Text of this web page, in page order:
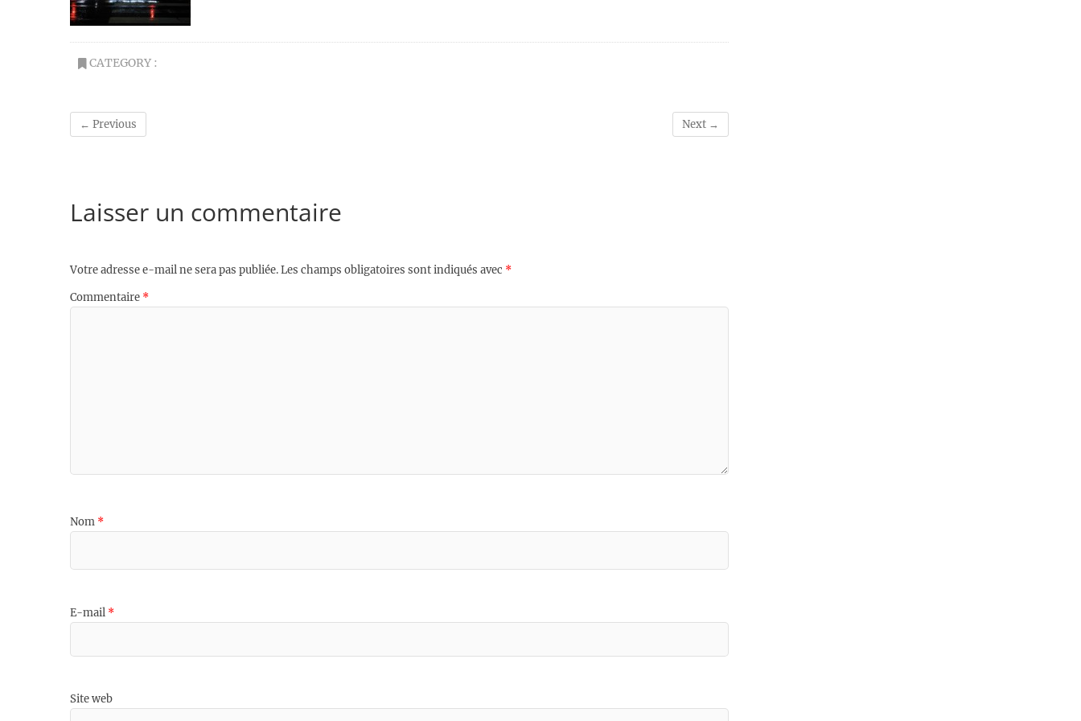
CATEGORY :
← Previous Next →
Laisser un commentaire
Votre adresse e-mail ne sera pas publiée.Les champs obligatoires sont indiqués avec *
Commentaire *
Nom *
E-mail *
Site web